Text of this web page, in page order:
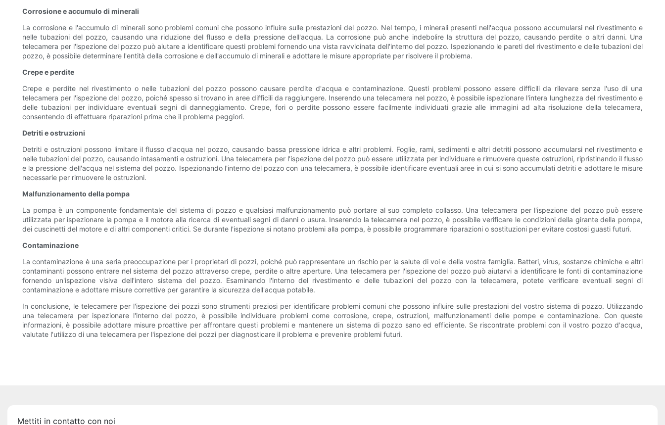
Corrosione e accumulo di minerali
La corrosione e l'accumulo di minerali sono problemi comuni che possono influire sulle prestazioni del pozzo. Nel tempo, i minerali presenti nell'acqua possono accumularsi nel rivestimento e
nelle tubazioni del pozzo, causando una riduzione del flusso e della pressione dell'acqua. La corrosione può anche indebolire la struttura del pozzo, causando perdite o altri danni. Una
telecamera per l'ispezione del pozzo può aiutare a identificare questi problemi fornendo una vista ravvicinata dell'interno del pozzo. Ispezionando le pareti del rivestimento e delle tubazioni del
pozzo, è possibile determinare l'entità della corrosione e dell'accumulo di minerali e adottare le misure appropriate per risolvere il problema.
Crepe e perdite
Crepe e perdite nel rivestimento o nelle tubazioni del pozzo possono causare perdite d'acqua e contaminazione. Questi problemi possono essere difficili da rilevare senza l'uso di una
telecamera per l'ispezione del pozzo, poiché spesso si trovano in aree difficili da raggiungere. Inserendo una telecamera nel pozzo, è possibile ispezionare l'intera lunghezza del rivestimento e
delle tubazioni per individuare eventuali segni di danneggiamento. Crepe, fori o perdite possono essere facilmente individuati grazie alle immagini ad alta risoluzione della telecamera,
consentendo di effettuare riparazioni prima che il problema peggiori.
Detriti e ostruzioni
Detriti e ostruzioni possono limitare il flusso d'acqua nel pozzo, causando bassa pressione idrica e altri problemi. Foglie, rami, sedimenti e altri detriti possono accumularsi nel rivestimento e
nelle tubazioni del pozzo, causando intasamenti e ostruzioni. Una telecamera per l'ispezione del pozzo può essere utilizzata per individuare e rimuovere queste ostruzioni, ripristinando il flusso
e la pressione dell'acqua nel sistema del pozzo. Ispezionando l'interno del pozzo con una telecamera, è possibile identificare eventuali aree in cui si sono accumulati detriti e adottare le misure
necessarie per rimuovere le ostruzioni.
Malfunzionamento della pompa
La pompa è un componente fondamentale del sistema di pozzo e qualsiasi malfunzionamento può portare al suo completo collasso. Una telecamera per l'ispezione del pozzo può essere
utilizzata per ispezionare la pompa e il motore alla ricerca di eventuali segni di danni o usura. Inserendo la telecamera nel pozzo, è possibile verificare le condizioni della girante della pompa,
dei cuscinetti del motore e di altri componenti critici. Se durante l'ispezione si notano problemi alla pompa, è possibile programmare riparazioni o sostituzioni per evitare costosi guasti futuri.
Contaminazione
La contaminazione è una seria preoccupazione per i proprietari di pozzi, poiché può rappresentare un rischio per la salute di voi e della vostra famiglia. Batteri, virus, sostanze chimiche e altri
contaminanti possono entrare nel sistema del pozzo attraverso crepe, perdite o altre aperture. Una telecamera per l'ispezione del pozzo può aiutarvi a identificare le fonti di contaminazione
fornendo un'ispezione visiva dell'intero sistema del pozzo. Esaminando l'interno del rivestimento e delle tubazioni del pozzo con la telecamera, potete verificare eventuali segni di
contaminazione e adottare misure correttive per garantire la sicurezza dell'acqua potabile.
In conclusione, le telecamere per l'ispezione dei pozzi sono strumenti preziosi per identificare problemi comuni che possono influire sulle prestazioni del vostro sistema di pozzo. Utilizzando
una telecamera per ispezionare l'interno del pozzo, è possibile individuare problemi come corrosione, crepe, ostruzioni, malfunzionamenti delle pompe e contaminazione. Con queste
informazioni, è possibile adottare misure proattive per affrontare questi problemi e mantenere un sistema di pozzo sano ed efficiente. Se riscontrate problemi con il vostro pozzo d'acqua,
valutate l'utilizzo di una telecamera per l'ispezione dei pozzi per diagnosticare il problema e prevenire problemi futuri.
Mettiti in contatto con noi